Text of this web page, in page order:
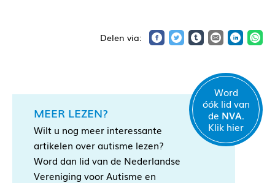
MEER LEZEN?
Wilt u nog meer interessante
artikelen over autisme lezen?
Word dan lid van de Nederlandse
Vereniging voor Autisme en
Word
óók lid van
de NVA.
Klik hier